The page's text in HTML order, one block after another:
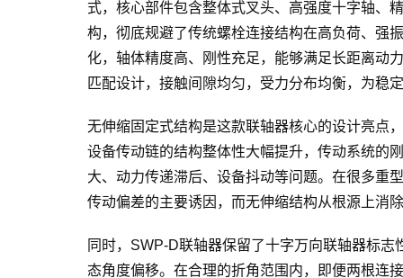
式，核心部件包含整体式叉头、高强度十字轴、
构，彻底规避了传统螺栓连接结构在高负荷、强
化，轴体精度高、刚性充足，能够满足长距离动
匹配设计，接触间隙均匀，受力分布均衡，为稳
无伸缩固定式结构是这款联轴器核心的设计亮点
设备传动链的结构整体性大幅提升，传动系统的
大、动力传递滞后、设备抖动等问题。在很多重
传动偏差的主要诱因，而无伸缩结构从根源上消
同时，SWP-D联轴器保留了十字万向联轴器标志
态角度偏移。在合理的折角范围内，即便两根连